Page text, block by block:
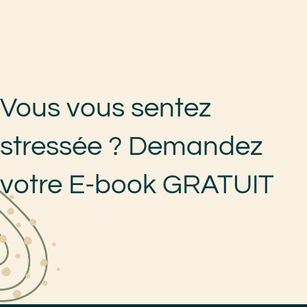
Vous vous sentez
stressée ? Demandez
votre E-book GRATUIT